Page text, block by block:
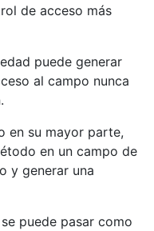
de acceso más
puede generar
al campo nunca
en su mayor parte,
en un campo de
y generar una
puede pasar como